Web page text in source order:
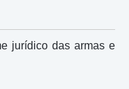
jurídico das armas e